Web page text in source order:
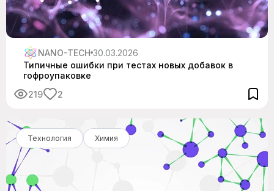
NANO-TECH 30.03.2026
Типичные ошибки при тестах новых добавок в
гофроупаковке
219
2
Технология Химия